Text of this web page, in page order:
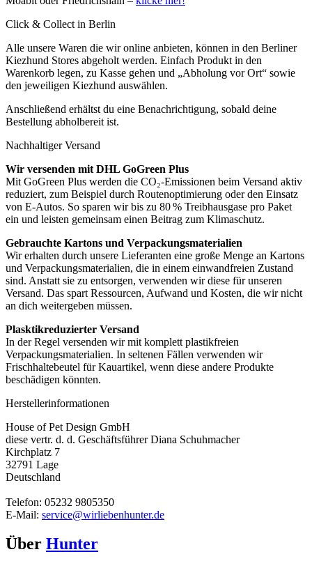
Click & Collect in Berlin
Alle unsere Waren die wir online anbieten, können in den Berliner
Kiezhund Stores abgeholt werden. Einfach Produkt in den
Warenkorb legen, zu Kasse gehen und „Abholung vor Ort“ sowie
den jeweiligen Kiezhund auswählen.
Anschließend erhältst du eine Benachrichtigung, sobald deine
Bestellung abholbereit ist.
Nachhaltiger Versand
Wir versenden mit DHL GoGreen Plus
Mit GoGreen Plus werden die CO₂-Emissionen beim Versand aktiv
reduziert, zum Beispiel durch Routenoptimierung oder den Einsatz
von E-Autos. So sparen wir bis zu 80 % Treibhausgase pro Paket
ein und leisten gemeinsam einen Beitrag zum Klimaschutz.
Gebrauchte Kartons und Verpackungsmaterialien
Wir erhalten durch unsere Lieferanten eine große Menge an Kartons
und Verpackungsmaterialien, die in einem einwandfreien Zustand
sind. Anstatt sie zu entsorgen, verwenden wir diese für unseren
Versand. Das spart Ressourcen, Aufwand und Kosten, die wir nicht
an dich weitergeben müssen.
Plasktikreduzierter Versand
In der Regel versenden wir mit komplett plastikfreien
Verpackungsmaterialien. In seltenen Fällen verwenden wir
Frischhaltebeutel für Kauartikel, wenn diese andere Produkte
beschädigen könnten.
Herstellerinformationen
House of Pet Design GmbH
diese vertr. d. d. Geschäftsführer Diana Schuhmacher
Kirchplatz 7
32791 Lage
Deutschland
Telefon: 05232 9805350
E-Mail: service@wirliebenhunter.de
Über Hunter